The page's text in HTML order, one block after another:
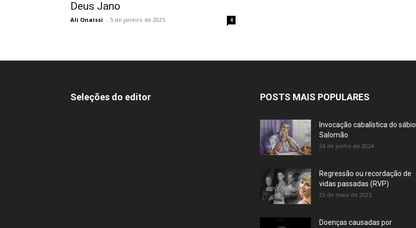
Deus Jano
Ali Onaissi - 5 de janeiro de 2025 4
Seleções do editor POSTS MAIS POPULARES
Invocação cabalística do sábio
Salomão
24 de junho de 2024
Regressão ou recordação de
vidas passadas (RVP)
25 de maio de 2025
Doenças causadas por